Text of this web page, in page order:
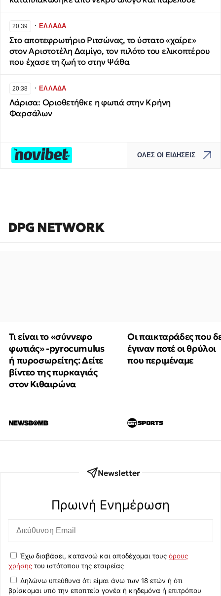
20:39 ∙ΕΛΛΑΔΑ
Στο αποτεφρωτήριο Ριτσώνας, το ύστατο «χαίρε»
στον Αριστοτέλη Δαμίγο, τον πιλότο του ελικοπτέρου
που έχασε τη ζωή το στην Ψάθα
20:38 ∙ΕΛΛΑΔΑ
Λάρισα: Οριοθετήθκε η φωτιά στην Κρήνη
Φαρσάλων
ΟΛΕΣ ΟΙ ΕΙΔΗΣΕΙΣ
DPG NETWORK
Τι είναι το «σύννεφο
φωτιάς» -pyrocumulus
ή πυροσωρείτης: Δείτε
βίντεο της πυρκαγιάς
στον Κιθαιρώνα
Οι παικταράδες που
έγιναν ποτέ οι θρύλοι
που περιμέναμε
Newsletter
Πρωινή Eνημέρωση
Έχω διαβάσει, κατανοώ και αποδέχομαι τους όρους
χρήσης του ιστότοπου της εταιρείας
Δηλώνω υπεύθυνα ότι είμαι άνω των 18 ετών ή ότι
βρίσκομαι υπό την εποπτεία γονέα ή κηδεμόνα ή επιτρόπου